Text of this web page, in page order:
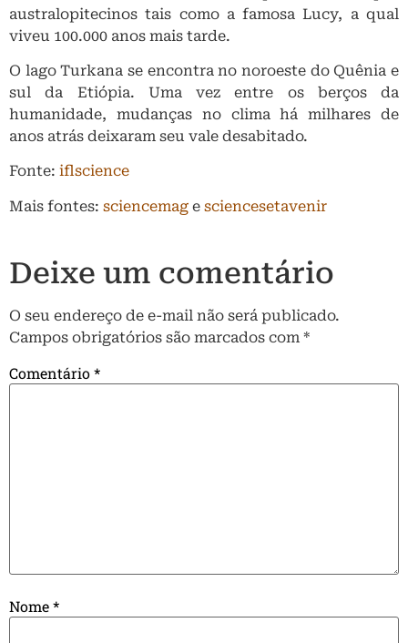
australopitecinos tais como a famosa Lucy, a qual
viveu 100.000 anos mais tarde.
O lago Turkana se encontra no noroeste do Quênia e
sul da Etiópia. Uma vez entre os berços da
humanidade, mudanças no clima há milhares de
anos atrás deixaram seu vale desabitado.
Fonte: iflscience
Mais fontes: sciencemag e sciencesetavenir
Deixe um comentário
O seu endereço de e-mail não será publicado.
Campos obrigatórios são marcados com *
Comentário*
Nome*